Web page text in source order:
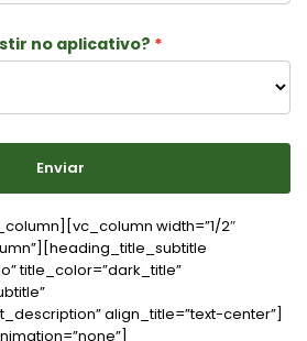
no aplicativo?
Enviar
width=”1/2″
title_color=”dark_title”
align_title=”text-center”]